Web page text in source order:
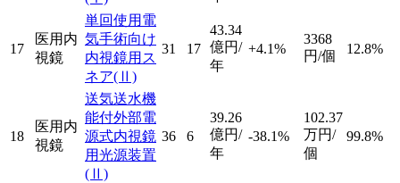
17
医用内
視鏡
単回使用電
気手術向け
内視鏡用ス
ネア(Ⅱ)
31 17
43.34
億円/
年
+4.1%
3368
円/個
12.8%
18
医用内
視鏡
送気送水機
能付外部電
源式内視鏡
用光源装置
(Ⅱ)
36 6
39.26
億円/
年
-38.1%
102.37
万円/
個
99.8%